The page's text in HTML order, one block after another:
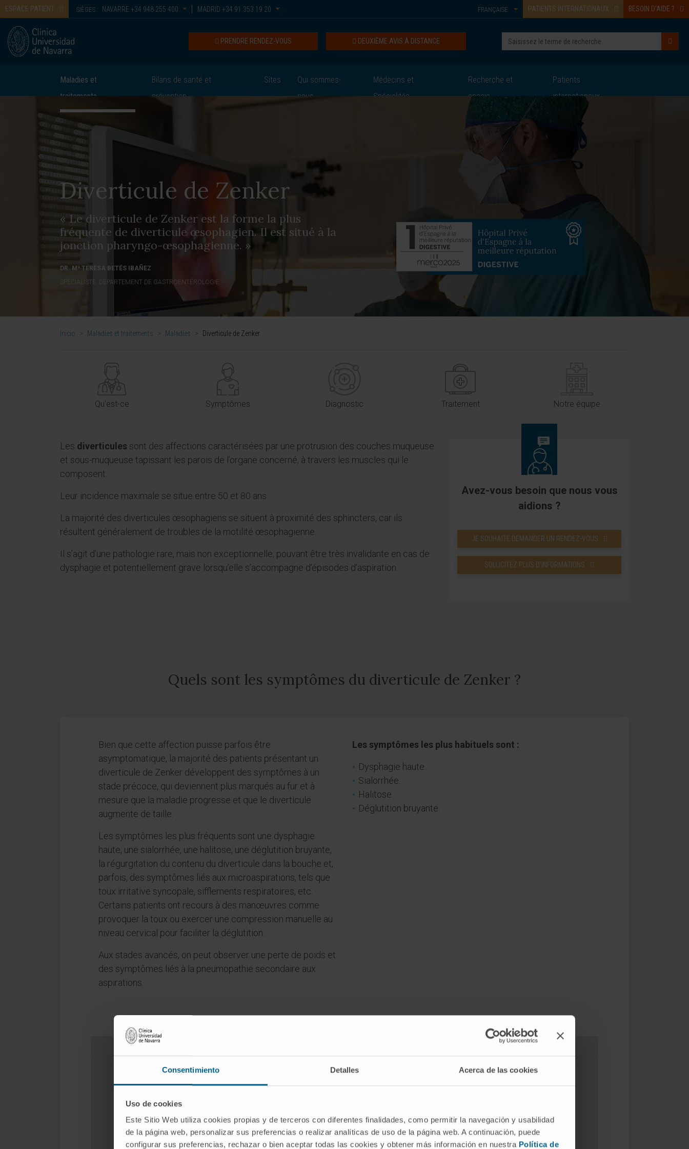
Consentimiento Detalles Acerca de las cookies
Uso de cookies
Este Sitio Web utiliza cookies propias y de terceros con diferentes finalidades, como permitir la navegación y usabilidad
de la página web, personalizar sus preferencias o realizar analíticas de uso de la página web. A continuación, puede
configurar sus preferencias, rechazar o bien aceptar todas las cookies y obtener más información en nuestra Política de
ESPACE PATIENT SIÈGES : NAVARRE +34 948 255 400 MADRID +34 91 353 19 20 PATIENTS INTERNATIONAUX BESOIN D’AIDE ?
FRANÇAISE
DEUXIÈME AVIS À DISTANCE
PRENDRE RENDEZ-VOUS
Maladies et
traitements
Bilans de santé et
prévention
Sites
Qui sommes-
nous
Médecins et
Spécialités
Recherche et
essais
Patients
internationaux
Diverticule de Zenker
« Le diverticule de Zenker est la forme la plus
fréquente de diverticule œsophagien. Il est situé à la
jonction pharyngo-œsophagienne. »
DR. Mª TERESA BETÉS IBAÑEZ
SPÉCIALISTE. DÉPARTEMENT DE GASTROENTÉROLOGIE
Inicio > Maladies et traitements > Maladies > Diverticule de Zenker
Qu'est-ce Symptômes Diagnostic Traitement Notre équipe
Les diverticules sont des affections caractérisées par une protrusion des couches muqueuse
et sous-muqueuse tapissant les parois de l’organe concerné, à travers les muscles qui le
composent.
Leur incidence maximale se situe entre 50 et 80 ans.
La majorité des diverticules œsophagiens se situent à proximité des sphincters, car ils
résultent généralement de troubles de la motilité œsophagienne.
Il s’agit d’une pathologie rare, mais non exceptionnelle, pouvant être très invalidante en cas de
dysphagie et potentiellement grave lorsqu’elle s’accompagne d’épisodes d’aspiration.
Avez-vous besoin que nous vous
aidions ?
JE SOUHAITE DEMANDER UN RENDEZ-VOUS
SOLLICITEZ PLUS D’INFORMATIONS
Quels sont les symptômes du diverticule de Zenker ?
Bien que cette affection puisse parfois être
asymptomatique, la majorité des patients présentant un
diverticule de Zenker développent des symptômes à un
stade précoce, qui deviennent plus marqués au fur et à
mesure que la maladie progresse et que le diverticule
augmente de taille.
Les symptômes les plus fréquents sont une dysphagie
haute, une sialorrhée, une halitose, une déglutition bruyante,
la régurgitation du contenu du diverticule dans la bouche et,
parfois, des symptômes liés aux microaspirations, tels que
toux irritative syncopale, sifflements respiratoires, etc.
Certains patients ont recours à des manœuvres comme
provoquer la toux ou exercer une compression manuelle au
niveau cervical pour faciliter la déglutition.
Aux stades avancés, on peut observer une perte de poids et
des symptômes liés à la pneumopathie secondaire aux
aspirations.
Les symptômes les plus habituels sont :
Dysphagie haute.
Sialorrhée.
Halitose.
Déglutition bruyante.
Présentez-vous certains de ces symptômes ?
DEMANDEZ UN RENDEZ-VOUS AVEC NOS SPÉCIALISTES